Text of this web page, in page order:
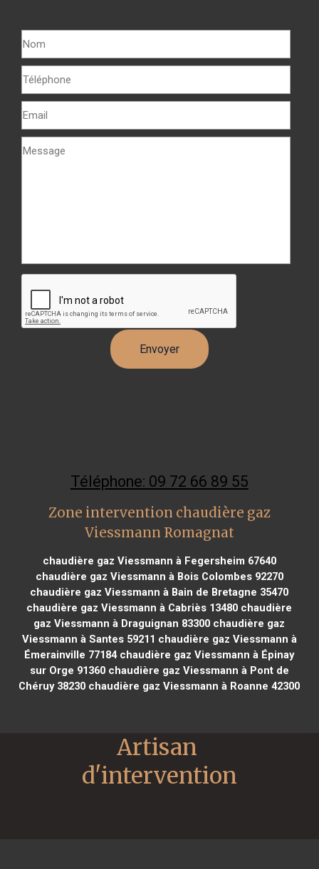
Téléphone: 09 72 66 89 55
Zone intervention chaudière gaz
Viessmann Romagnat
chaudière gaz Viessmann à Fegersheim 67640
chaudière gaz Viessmann à Bois Colombes 92270
chaudière gaz Viessmann à Bain de Bretagne 35470
chaudière gaz Viessmann à Cabriès 13480 chaudière
gaz Viessmann à Draguignan 83300 chaudière gaz
Viessmann à Santes 59211 chaudière gaz Viessmann à
Émerainville 77184chaudière gaz Viessmann à Épinay
sur Orge 91360chaudière gaz Viessmann à Pont de
Chéruy 38230 chaudière gaz Viessmann à Roanne 42300
Artisan
d'intervention